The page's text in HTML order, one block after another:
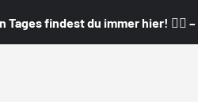
findest du immer hier! 👇🏼 –